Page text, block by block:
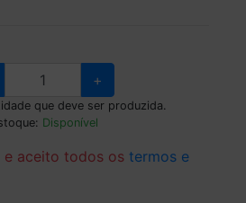
+
que deve ser produzida.
Disponível
e aceito todos ostermos e